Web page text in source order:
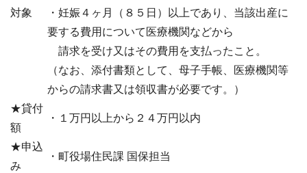
対象
・妊娠４ヶ月（８５日）以上であり、当該出産に
要する費用について医療機関などから
請求を受け又はその費用を支払ったこと。
（なお、添付書類として、母子手帳、医療機関等
からの請求書又は領収書が必要です。）
★貸付
額
・１万円以上から２４万円以内
★申込
み
・町役場住民課 国保担当